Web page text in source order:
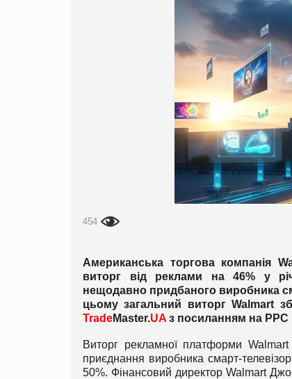
454
Американська торгова компанія
виторг від реклами на 46% у
нещодавно придбаного виробника
цьому загальний виторг Walmart
TradeMaster.UA з посиланням на PPC
Виторг рекламної платформи
приєднання виробника смарт-
50%. Фінансовий директор Walmart